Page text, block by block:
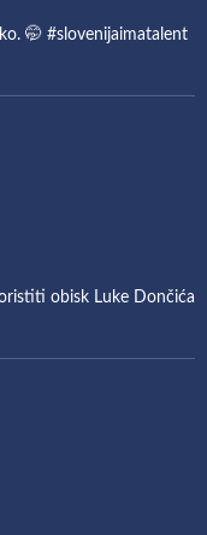
🤭 #slovenijaimatalent
obisk Luke Dončića